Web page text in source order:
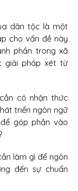
dân tộc là một
cho vấn đề này
phần trong xã
giải pháp xét từ
có nhận thức
triển ngôn ngữ
góp phần vào
làm gì để ngôn
đến sự chuẩn